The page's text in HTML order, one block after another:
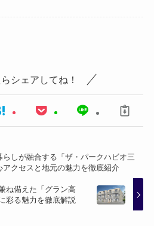
シェアしてね！
らしが融合する「ザ・パークハビオ三
アクセスと地元の魅力を徹底紹介
ね備えた「グラン高
彩る魅力を徹底解説